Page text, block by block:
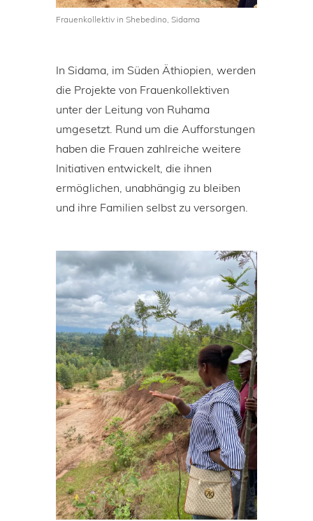
Frauenkollektiv in Shebedino, Sidama
In Sidama, im Süden Äthiopien, werden
die Projekte von Frauenkollektiven
unter der Leitung von Ruhama
umgesetzt. Rund um die Aufforstungen
haben die Frauen zahlreiche weitere
Initiativen entwickelt, die ihnen
ermöglichen, unabhängig zu bleiben
und ihre Familien selbst zu versorgen.